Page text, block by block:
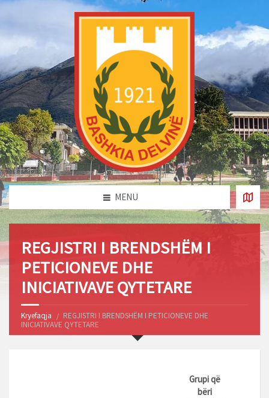
MENU
REGJISTRI I BRENDSHËM I
PETICIONEVE DHE
INICIATIVAVE QYTETARE
Kryefaqja
REGJISTRI I BRENDSHËM I PETICIONEVE DHE
INICIATIVAVE QYTETARE
Grupi që
bëri